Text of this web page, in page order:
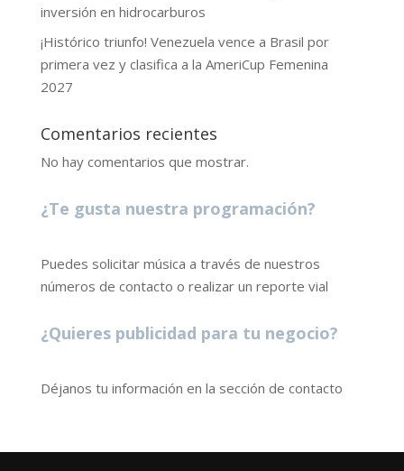
inversión en hidrocarburos
¡Histórico triunfo! Venezuela vence a Brasil por
primera vez y clasifica a la AmeriCup Femenina
2027
Comentarios recientes
No hay comentarios que mostrar.
¿Te gusta nuestra programación?
Puedes solicitar música a través de nuestros
números de contacto o realizar un reporte vial
¿Quieres publicidad para tu negocio?
Déjanos tu información en la sección de contacto